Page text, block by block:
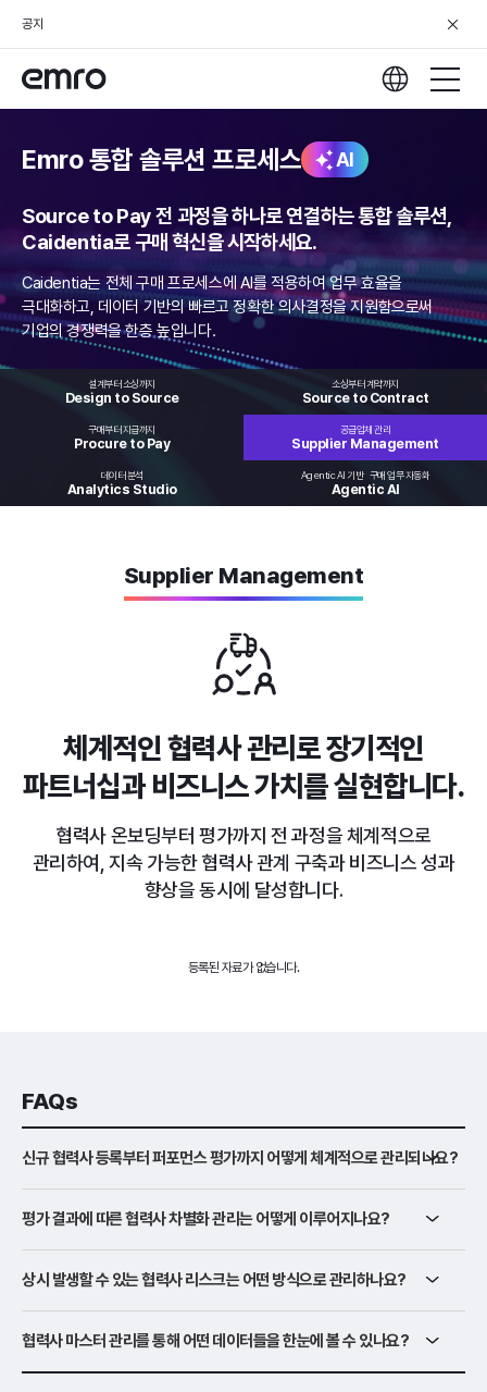
공지
Emro 통합 솔루션 프로세스 AI
Source to Pay 전 과정을 하나로 연결하는 통합 솔루션,
Caidentia로 구매 혁신을 시작하세요.
Caidentia는 전체 구매 프로세스에 AI를 적용하여 업무 효율을
극대화하고, 데이터 기반의 빠르고 정확한 의사결정을 지원함으로써
기업의 경쟁력을 한층 높입니다.
설계부터 소싱까지
Design to Source
소싱부터 계약까지
Source to Contract
구매부터 지급까지
Procure to Pay
공급업체 관리
Supplier Management
데이터 분석
Analytics Studio
Agentic AI 기반 구매 업무 자동화
Agentic AI
Supplier Management
체계적인 협력사 관리로장기적인
파트너십과 비즈니스 가치를 실현합니다.
협력사 온보딩부터 평가까지 전 과정을 체계적으로
관리하여,지속 가능한 협력사 관계 구축과 비즈니스 성과
향상을 동시에 달성합니다.
등록된 자료가 없습니다.
FAQs
신규 협력사 등록부터 퍼포먼스 평가까지 어떻게 체계적으로 관리되나요?
평가 결과에 따른 협력사 차별화 관리는 어떻게 이루어지나요?
상시 발생할 수 있는 협력사 리스크는 어떤 방식으로 관리하나요?
협력사 마스터 관리를 통해 어떤 데이터들을 한눈에 볼 수 있나요?